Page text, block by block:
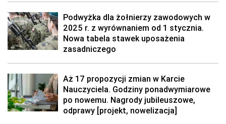
Podwyżka dla żołnierzy zawodowych w
2025 r. z wyrównaniem od 1 stycznia.
Nowa tabela stawek uposażenia
zasadniczego
Aż 17 propozycji zmian w Karcie
Nauczyciela. Godziny ponadwymiarowe
po nowemu. Nagrody jubileuszowe,
odprawy [projekt, nowelizacja]